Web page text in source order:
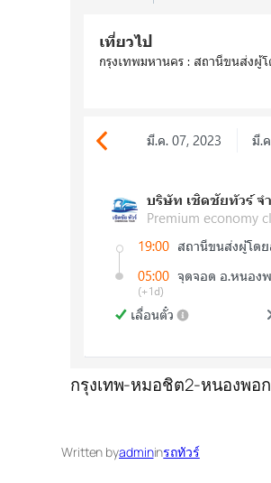
กรุงเทพ-หมอชิต2-หนองพอก
Written byadmininรถทัวร์